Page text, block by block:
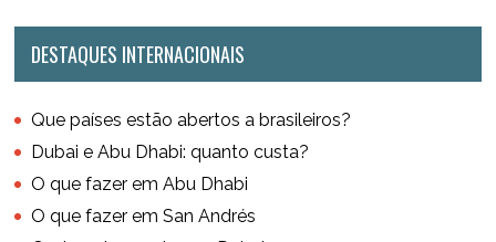
DESTAQUES INTERNACIONAIS
Que países estão abertos a brasileiros?
Dubai e Abu Dhabi: quanto custa?
O que fazer em Abu Dhabi
O que fazer em San Andrés